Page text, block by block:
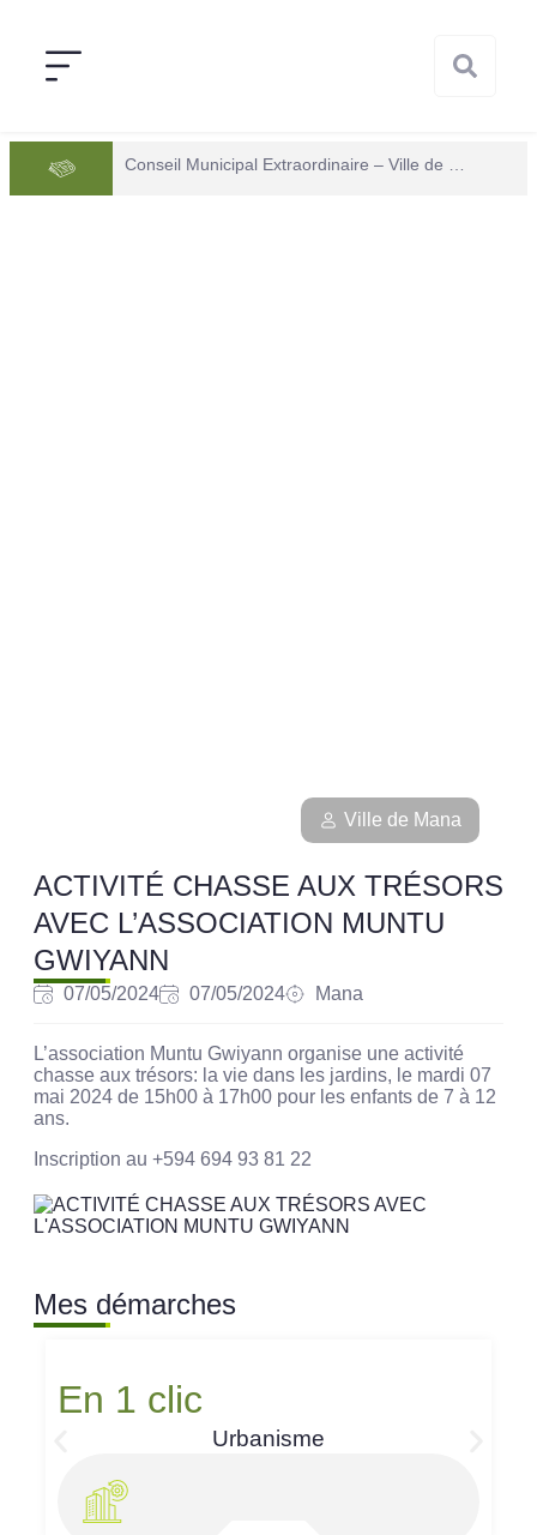
Ville de Mana
ACTIVITÉ CHASSE AUX TRÉSORS
AVEC L’ASSOCIATION MUNTU
GWIYANN
07/05/2024 07/05/2024 Mana
L’association Muntu Gwiyann organise une activité
chasse aux trésors: la vie dans les jardins, le mardi 07
mai 2024 de 15h00 à 17h00 pour les enfants de 7 à 12
ans.
Inscription au +594 694 93 81 22
Mes démarches
En 1 clic
Urbanisme